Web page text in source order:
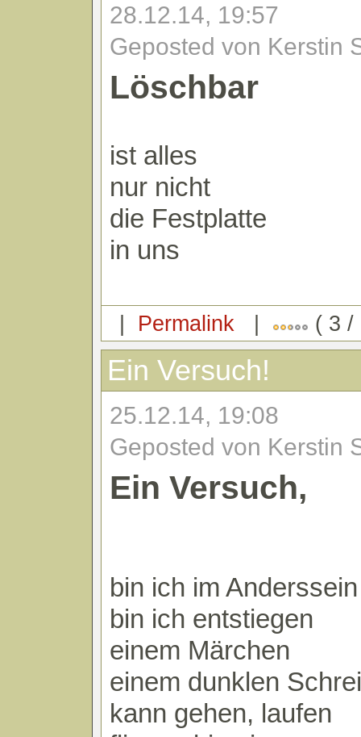
28.12.14, 19:57
Geposted von Kerstin
Löschbar
ist alles
nur nicht
die Festplatte
in uns
| Permalink | ( 3 /
Ein Versuch!
25.12.14, 19:08
Geposted von Kerstin
Ein Versuch,
bin ich im Anderssein
bin ich entstiegen
einem Märchen
einem dunklen
kann gehen, laufen